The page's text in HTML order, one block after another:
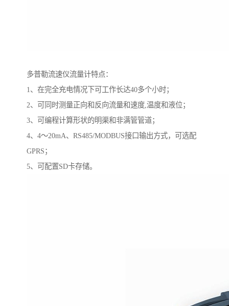
多普勒流速仪流量计特点：
1、在完全充电情况下可工作长达40多个小时；
2、可同时测量正向和反向流量和速度,温度和液位；
3、可编程计算形状的明渠和非满管管道；
4、4～20mA、RS485/MODBUS接口输出方式，可选配
GPRS；
5、可配置SD卡存储。